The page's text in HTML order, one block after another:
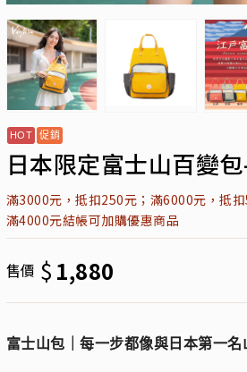
日本限定富士山百變
滿3000元，抵扣250元；滿6000元，抵
滿4000元結帳可加購優惠商品
售價 $ 1,880
富士山包｜每一步都像與日本第一名